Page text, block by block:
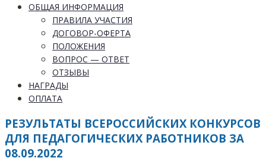
ОБЩАЯ ИНФОРМАЦИЯ
ПРАВИЛА УЧАСТИЯ
ДОГОВОР-ОФЕРТА
ПОЛОЖЕНИЯ
ВОПРОС — ОТВЕТ
ОТЗЫВЫ
НАГРАДЫ
ОПЛАТА
РЕЗУЛЬТАТЫ ВСЕРОССИЙСКИХ КОНКУРСОВ
ДЛЯ ПЕДАГОГИЧЕСКИХ РАБОТНИКОВ ЗА
08.09.2022